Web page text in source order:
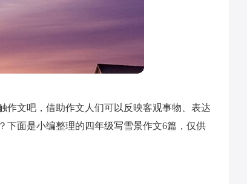
作文吧，借助作文人们可以反映客观事物、表达
下面是小编整理的四年级写雪景作文6篇，仅供